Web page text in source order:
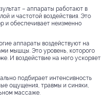
– аппараты работают в
и частотой воздействия. Это
и обеспечивает неизменно
аппараты воздействуют на
мышцы. Это уровень, которого
И воздействие на него ускоряет
подбирает интенсивность
ощущения, травмы и синяки,
массаже.